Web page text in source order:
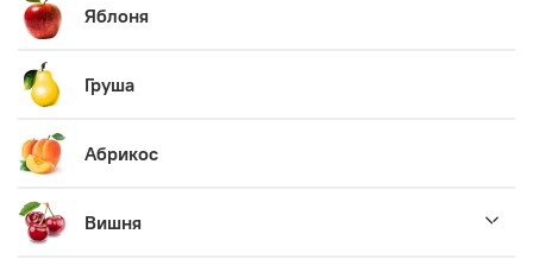
Яблоня
Груша
Абрикос
Вишня